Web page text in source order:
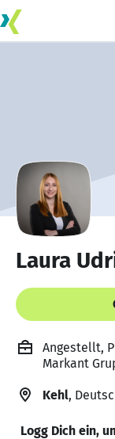
Laura
Angestellt,
Markant
Kehl,
Logg Dich ein,